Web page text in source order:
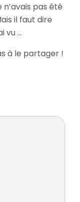
pas été
il faut dire
vu …
à le partager !